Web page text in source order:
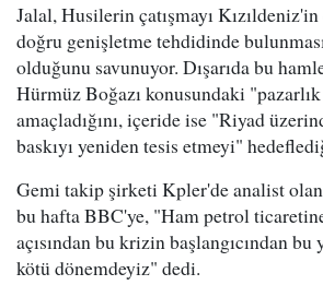
Jalal, Husilerin çatışmayı
doğru genişletme tehdidinde
olduğunu savunuyor. Dışarıda bu
Hürmüz Boğazı konusundaki
amaçladığını, içeride ise "Riyad
baskıyı yeniden tesis etmeyi"
Gemi takip şirketi Kpler'de analist
bu hafta BBC'ye, "Ham petrol
açısından bu krizin başlangıcından bu
kötü dönemdeyiz" dedi.